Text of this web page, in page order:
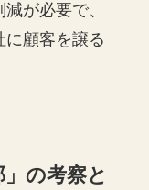
が必要で、
に顧客を譲る
の考察と